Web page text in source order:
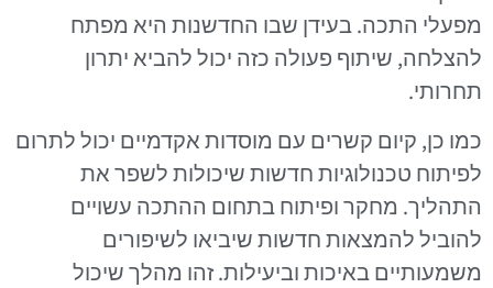
מפעלי התכה. בעידן שבו החדשנות היא מפתח
להצלחה, שיתוף פעולה כזה יכול להביא יתרון
תחרותי.
כמו כן, קיום קשרים עם מוסדות אקדמיים יכול לתרום
לפיתוח טכנולוגיות חדשות שיכולות לשפר את
התהליך. מחקר ופיתוח בתחום ההתכה עשויים
להוביל להמצאות חדשות שיביאו לשיפורים
משמעותיים באיכות וביעילות. זהו מהלך שיכול